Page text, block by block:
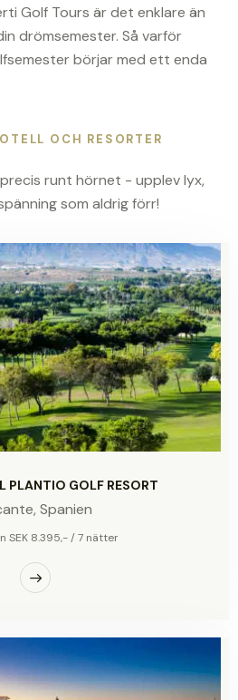
Golf Tours är det enklare än
drömsemester. Så varför
börjar med ett enda
OCH RESORTER
runt hörnet - upplev lyx,
som aldrig förr!
PLANTIO GOLF RESORT
Spanien
SEK 8.395,- / 7 nätter